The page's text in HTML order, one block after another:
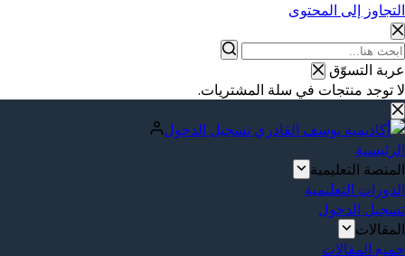
التجاوز إلى المحتوى
عربة التسوّق
لا توجد منتجات في سلة المشتريات.
تسجيل الدخول
الرئيسية
المنصة التعليمية
الدورات التعليمية
تسجيل الدخول
المقالات
جميع المقالات